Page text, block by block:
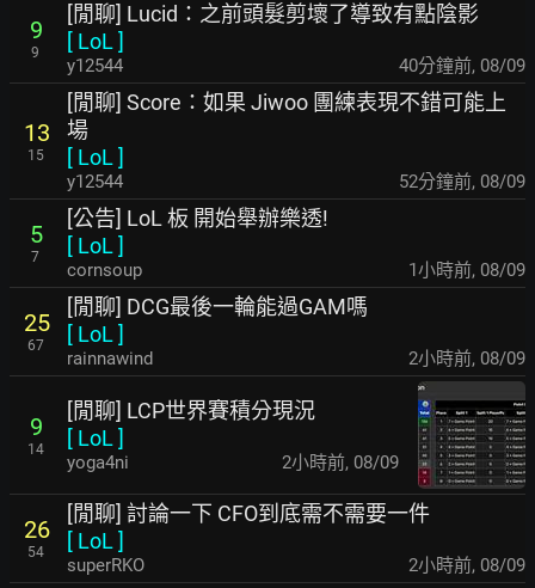
9
9
[閒聊] Lucid：之前頭髮剪壞了導致有點陰影
[ LoL ]
y12544 40分鐘前, 08/09
13
15
[閒聊] Score：如果 Jiwoo 團練表現不錯可能上
場
[ LoL ]
y12544 52分鐘前, 08/09
5
7
[公告] LoL 板 開始舉辦樂透!
[ LoL ]
cornsoup 1小時前, 08/09
25
67
[閒聊] DCG最後一輪能過GAM嗎
[ LoL ]
rainnawind 2小時前, 08/09
9
14
[閒聊] LCP世界賽積分現況
[ LoL ]
yoga4ni 2小時前, 08/09
26
54
[閒聊] 討論一下 CFO到底需不需要一件
[ LoL ]
superRKO 2小時前, 08/09